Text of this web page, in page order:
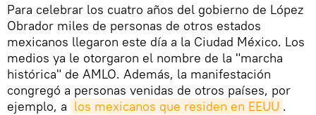
Para celebrar los cuatro años del gobierno de López
Obrador miles de personas de otros estados
mexicanos llegaron este día a la Ciudad México. Los
medios ya le otorgaron el nombre de la "marcha
histórica" de AMLO. Además, la manifestación
congregó a personas venidas de otros países, por
ejemplo, a los mexicanos que residen en EEUU .